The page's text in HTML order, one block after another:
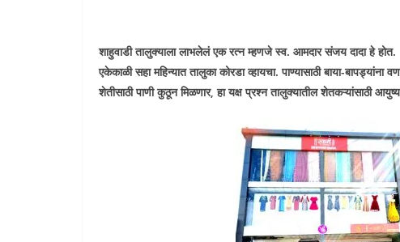
शाहुवाडी तालुक्याला लाभलेलं एक रत्न म्हणजे स्व. आमदार संजय दादा हे होत.
एकेकाळी सहा महिन्यात तालुका कोरडा व्हायचा. पाण्यासाठी बाया-
शेतीसाठी पाणी कुठून मिळणार, हा यक्ष प्रश्न तालुक्यातील शेतकऱ्यांसाठी